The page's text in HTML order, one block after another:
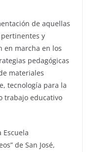
de aquellas
y
en marcha en los
pedagógicas
materiales
tecnología para la
trabajo educativo
Escuela
de San José,